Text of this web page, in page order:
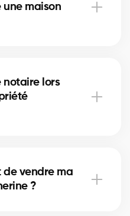
les plus
une maison
de mise en marché
notaire lors
peuvent vous aider à
de vendre ma
?